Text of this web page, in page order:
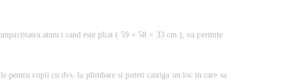
atunci cand este pliat ( 59 × 58 × 33 cm ), va permite
pentru copii cu dvs. la plimbare si puteti castiga un loc in care sa